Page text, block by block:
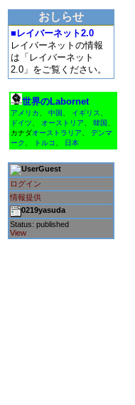
おしらせ
■レイバーネット2.0
レイバーネットの情報
は「レイバーネット
2.0」をご覧ください。
世界のLabornet
アメリカ 中国 イギリス
ドイツ
オーストリア 韓国
カナダオーストラリア
デンマ
ーク
トルコ 日本
Guest
ログイン
情報提供
0219yasuda
Status: published
View